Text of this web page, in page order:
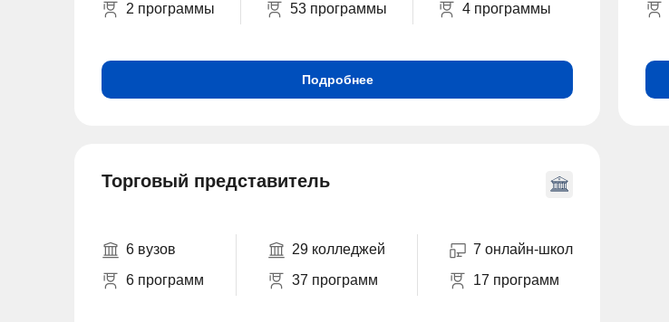
2 программы
53 программы
4 программы
Подробнее
Торговый представитель
6 вузов
6 программ
29 колледжей
37 программ
7 онлайн-школ
17 программ